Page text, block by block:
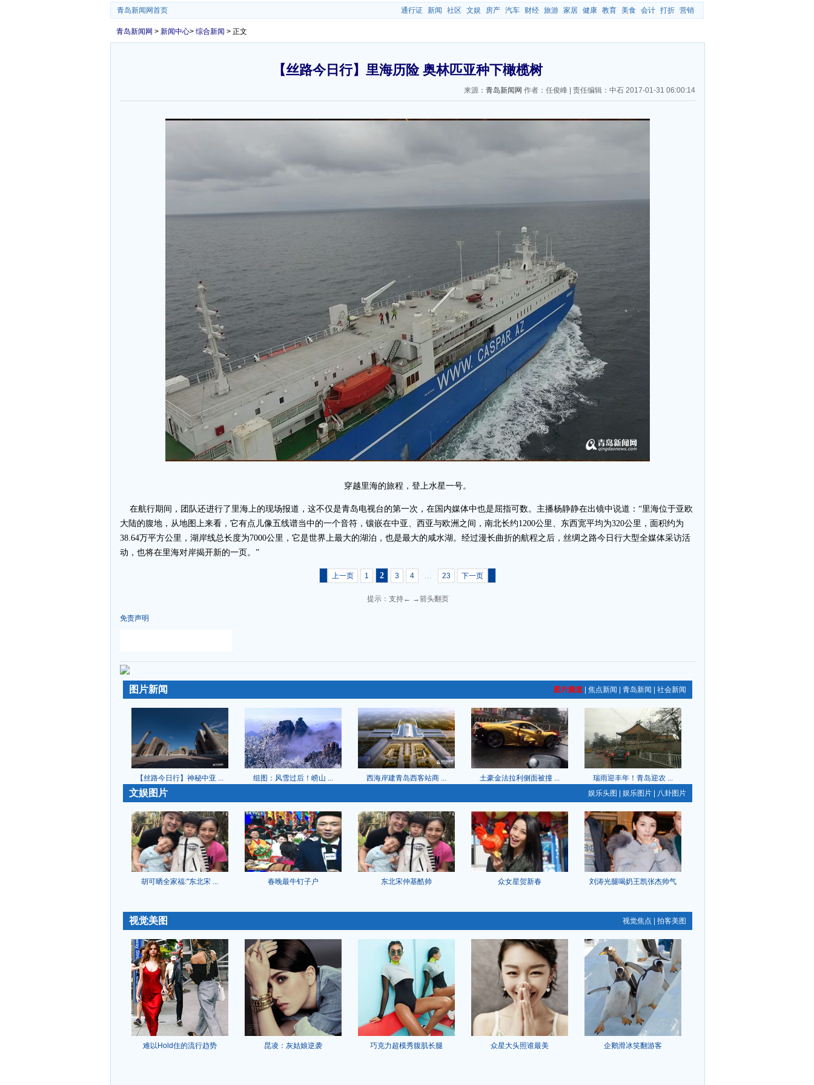
青岛新闻网首页 通行证 新闻 社区 文娱 房产 汽车 财经 旅游 家居 健康 教育 美食 会计 打折 营销
青岛新闻网 > 新闻中心> 综合新闻 > 正文
【丝路今日行】里海历险 奥林匹亚种下橄榄树
来源： 青岛新闻网 作者：任俊峰 责任编辑：中石 2017-01-31 06:00:14
穿越里海的旅程，登上水星一号。
在航行期间，团队还进行了里海上的现场报道，这不仅是青岛电视台的第一次，在国内媒体中也是屈指可数。主播杨静静在出镜中说道：“里海位于亚欧
大陆的腹地，从地图上来看，它有点儿像五线谱当中的一个音符，镶嵌在中亚、西亚与欧洲之间，南北长约1200公里、东西宽平均为320公里，面积约为
38.64万平方公里，湖岸线总长度为7000公里，它是世界上最大的湖泊，也是最大的咸水湖。经过漫长曲折的航程之后，丝绸之路今日行大型全媒体采访活
动，也将在里海对岸揭开新的一页。”
上一页 1 2 3 4 ... 23 下一页
提示：支持← →箭头翻页
免责声明
-
-
图片频道 焦点新闻 青岛新闻 社会新闻
图片新闻
【丝路今日行】神秘中亚 ... 组图：风雪过后！崂山 ... 西海岸建青岛西客站商 ... 土豪金法拉利侧面被撞 ...
瑞雨迎丰年！青岛迎农 ...
娱乐头图 娱乐图片 八卦图片
文娱图片
胡可晒全家福:"东北宋 ... 春晚最牛钉子户 东北宋仲基酷帅 众女星贺新春 刘涛光腿喝奶王凯张杰帅气
视觉焦点 拍客美图
视觉美图
难以Hold住的流行趋势 昆凌：灰姑娘逆袭 巧克力超模秀腹肌长腿 众星大头照谁最美
企鹅滑冰笑翻游客